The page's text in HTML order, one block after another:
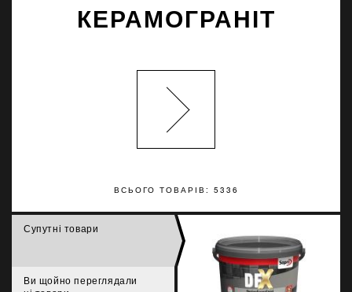
ВСЬОГО ТОВАРІВ: 5336
КЕРАМОГРАНІТ
Супутні товари
Ви щойно переглядали